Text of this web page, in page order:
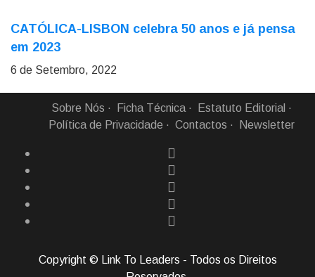
CATÓLICA-LISBON celebra 50 anos e já pensa
em 2023
6 de Setembro, 2022
Sobre Nós Ficha Técnica
Estatuto Editorial
Política de Privacidade
Contactos Newsletter
Copyright © Link To Leaders - Todos os Direitos